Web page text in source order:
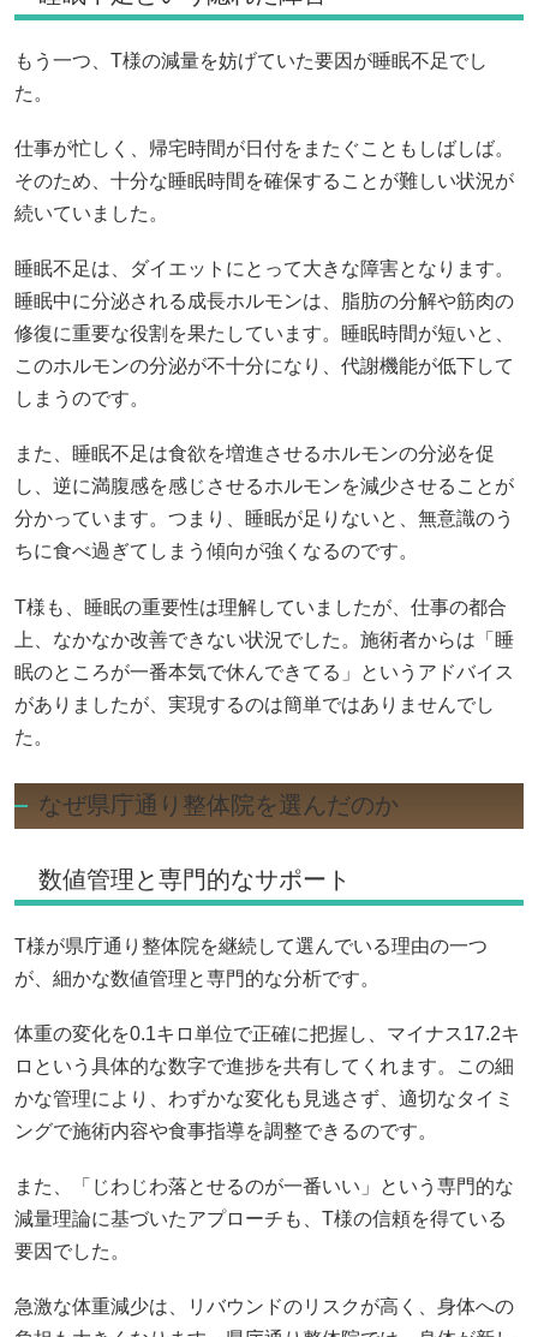
もう一つ、T様の減量を妨げていた要因が睡眠不足でし
た。
仕事が忙しく、帰宅時間が日付をまたぐこともしばしば。
そのため、十分な睡眠時間を確保することが難しい状況が
続いていました。
睡眠不足は、ダイエットにとって大きな障害となります。
睡眠中に分泌される成長ホルモンは、脂肪の分解や筋肉の
修復に重要な役割を果たしています。睡眠時間が短いと、
このホルモンの分泌が不十分になり、代謝機能が低下して
しまうのです。
また、睡眠不足は食欲を増進させるホルモンの分泌を促
し、逆に満腹感を感じさせるホルモンを減少させることが
分かっています。つまり、睡眠が足りないと、無意識のう
ちに食べ過ぎてしまう傾向が強くなるのです。
T様も、睡眠の重要性は理解していましたが、仕事の都合
上、なかなか改善できない状況でした。施術者からは「睡
眠のところが一番本気で休んできてる」というアドバイス
がありましたが、実現するのは簡単ではありませんでし
た。
なぜ県庁通り整体院を選んだのか
数値管理と専門的なサポート
T様が県庁通り整体院を継続して選んでいる理由の一つ
が、細かな数値管理と専門的な分析です。
体重の変化を0.1キロ単位で正確に把握し、マイナス17.2キ
ロという具体的な数字で進捗を共有してくれます。この細
かな管理により、わずかな変化も見逃さず、適切なタイミ
ングで施術内容や食事指導を調整できるのです。
また、「じわじわ落とせるのが一番いい」という専門的な
減量理論に基づいたアプローチも、T様の信頼を得ている
要因でした。
急激な体重減少は、リバウンドのリスクが高く、身体への